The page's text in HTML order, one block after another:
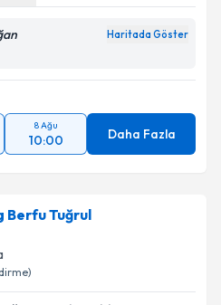
Haritada Göster
8 Ağu
10:00 Daha Fazla
Berfu Tuğrul